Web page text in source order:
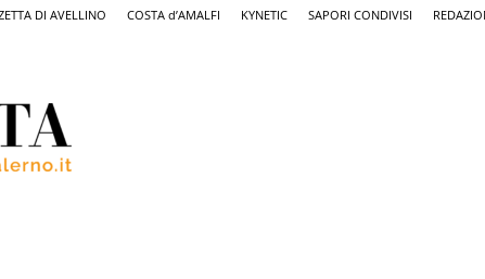
DI AVELLINO COSTA d’AMALFI KYNETIC SAPORI CONDIVISI